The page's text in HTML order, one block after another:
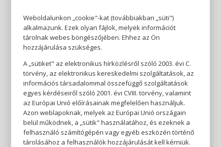
Weboldalunkon „cookie"-kat (továbbiakban „süti")
alkalmazunk. Ezek olyan fájlok, melyek információt
tárolnak webes böngészőjében. Ehhez az Ön
hozzájárulása szükséges.
A „sütiket" az elektronikus hírközlésről szóló 2003. évi C.
törvény, az elektronikus kereskedelmi szolgáltatások, az
információs társadalommal összefüggő szolgáltatások
egyes kérdéseiről szóló 2001. évi CVIII. törvény, valamint
az Európai Unió előírásainak megfelelően használjuk.
Azon weblapoknak, melyek az Európai Unió országain
belül működnek, a „sütik" használatához, és ezeknek a
felhasználó számítógépén vagy egyéb eszközén történő
tárolásához a felhasználók hozzájárulását kell kérniük.